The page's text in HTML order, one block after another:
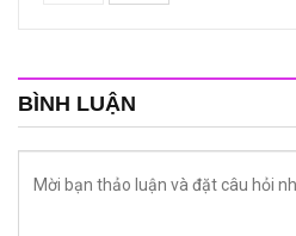
BÌNH LUẬN